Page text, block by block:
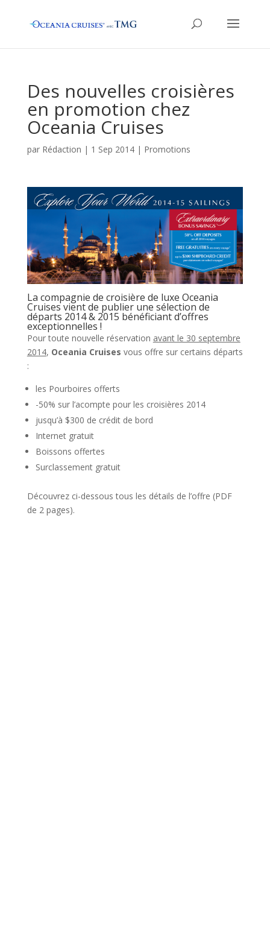
Des nouvelles croisières
en promotion chez
Oceania Cruises
par Rédaction | 1 Sep 2014| Promotions
La compagnie de croisière de luxe Oceania
Cruises vient de publier une sélection de
départs 2014 & 2015 bénéficiant d’offres
exceptionnelles !
Pour toute nouvelle réservation avant le 30 septembre
2014, Oceania Cruises vous offre sur certains départs
:
les Pourboires offerts
-50% sur l’acompte pour les croisières 2014
jusqu’à $300 de crédit de bord
Internet gratuit
Boissons offertes
Surclassement gratuit
Découvrez ci-dessous tous les détails de l’offre (PDF
de 2 pages).